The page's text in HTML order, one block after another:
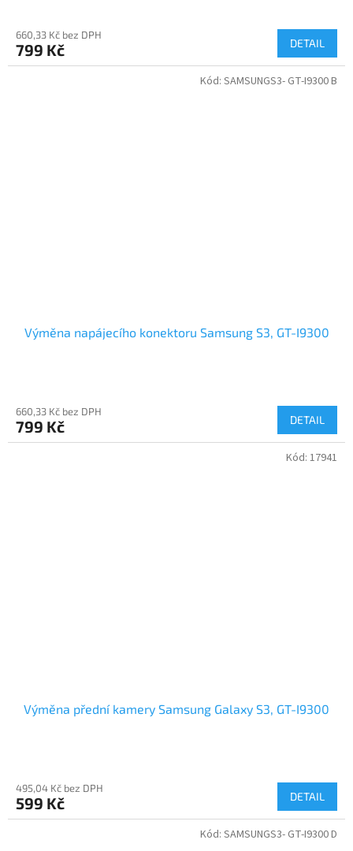
660,33 Kč bez DPH
799 Kč DETAIL
Výměna napájecího konektoru Samsung S3, GT-I9300
660,33 Kč bez DPH
799 Kč DETAIL
Kód: SAMSUNGS3- GT-I9300 B
Výměna přední kamery Samsung Galaxy S3, GT-I9300
495,04 Kč bez DPH
599 Kč DETAIL
Kód: 17941
Kód: SAMSUNGS3- GT-I9300 D